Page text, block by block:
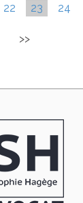
22 23 24
>>